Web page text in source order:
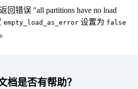
回错误 "all partitions have no load
empty_load_as_error 设置为 false
档是否有帮助？